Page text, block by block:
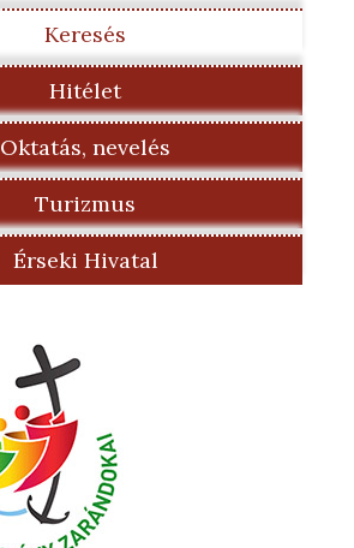
Keresés
Hitélet
Oktatás, nevelés
Turizmus
Érseki Hivatal